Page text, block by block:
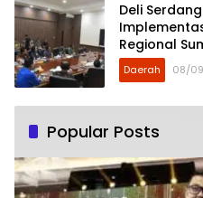
Deli
Regional
Daerah 08/
Popular Posts